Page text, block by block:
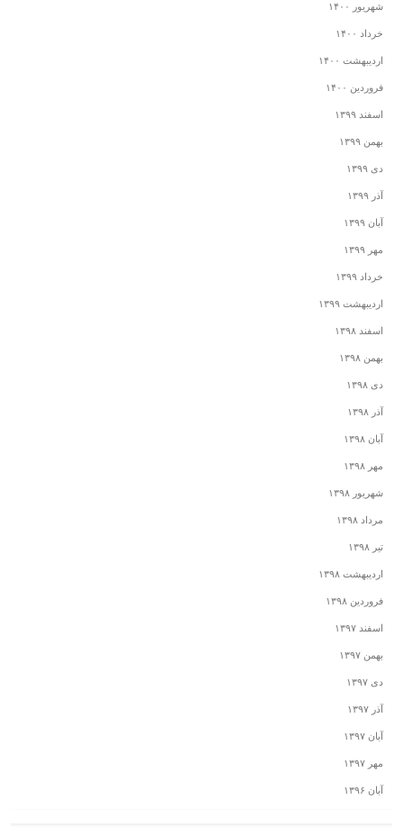
شهریور ۱۴۰۰
خرداد ۱۴۰۰
اردیبهشت ۱۴۰۰
فروردین ۱۴۰۰
اسفند ۱۳۹۹
بهمن ۱۳۹۹
دی ۱۳۹۹
آذر ۱۳۹۹
آبان ۱۳۹۹
مهر ۱۳۹۹
خرداد ۱۳۹۹
اردیبهشت ۱۳۹۹
اسفند ۱۳۹۸
بهمن ۱۳۹۸
دی ۱۳۹۸
آذر ۱۳۹۸
آبان ۱۳۹۸
مهر ۱۳۹۸
شهریور ۱۳۹۸
مرداد ۱۳۹۸
تیر ۱۳۹۸
اردیبهشت ۱۳۹۸
فروردین ۱۳۹۸
اسفند ۱۳۹۷
بهمن ۱۳۹۷
دی ۱۳۹۷
آذر ۱۳۹۷
آبان ۱۳۹۷
مهر ۱۳۹۷
آبان ۱۳۹۶